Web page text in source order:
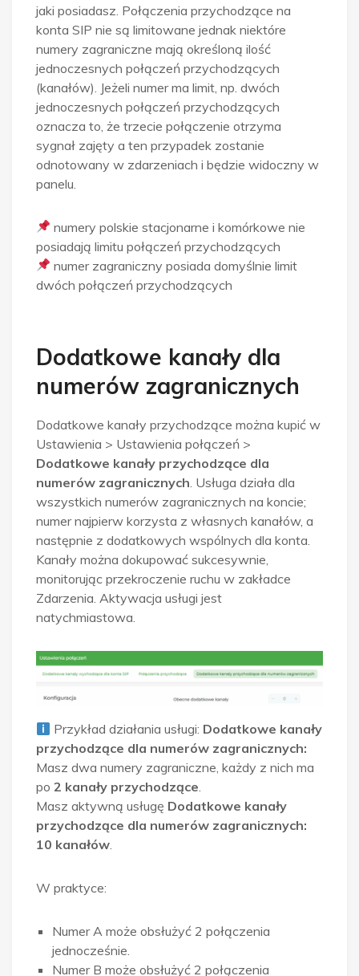
jaki posiadasz. Połączenia przychodzące na
konta SIP nie są limitowane jednak niektóre
numery zagraniczne mają określoną ilość
jednoczesnych połączeń przychodzących
(kanałów). Jeżeli numer ma limit, np. dwóch
jednoczesnych połączeń przychodzących
oznacza to, że trzecie połączenie otrzyma
sygnał zajęty a ten przypadek zostanie
odnotowany w zdarzeniach i będzie widoczny w
panelu.
numery polskie stacjonarne i komórkowe nie
posiadają limitu połączeń przychodzących
numer zagraniczny posiada domyślnie limit
dwóch połączeń przychodzących
Dodatkowe kanały dla
numerów zagranicznych
Dodatkowe kanały przychodzące można kupić w
Ustawienia > Ustawienia połączeń >
Dodatkowe kanały przychodzące dla
numerów zagranicznych . Usługa działa dla
wszystkich numerów zagranicznych na koncie;
numer najpierw korzysta z własnych kanałów, a
następnie z dodatkowych wspólnych dla konta.
Kanały można dokupować sukcesywnie,
monitorując przekroczenie ruchu w zakładce
Zdarzenia. Aktywacja usługi jest
natychmiastowa.
Przykład działania usługi: Dodatkowe kanały
przychodzące dla numerów zagranicznych:
Masz dwa numery zagraniczne, każdy z nich ma
po 2 kanały przychodzące.
Masz aktywną usługę Dodatkowe kanały
przychodzące dla numerów zagranicznych:
10 kanałów.
W praktyce:
Numer A może obsłużyć 2 połączenia
jednocześnie.
Numer B może obsłużyć 2 połączenia